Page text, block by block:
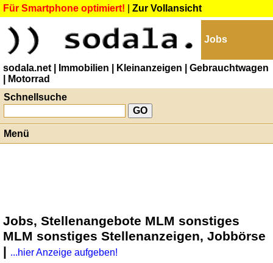
Für Smartphone optimiert! Zur Vollansicht
Jobs
sodala.net | Immobilien | Kleinanzeigen
| Gebrauchtwagen
| Motorrad
Schnellsuche
Menü
Jobs, Stellenangebote MLM sonstiges
MLM sonstiges Stellenanzeigen, Jobbörse
| ...hier Anzeige aufgeben!